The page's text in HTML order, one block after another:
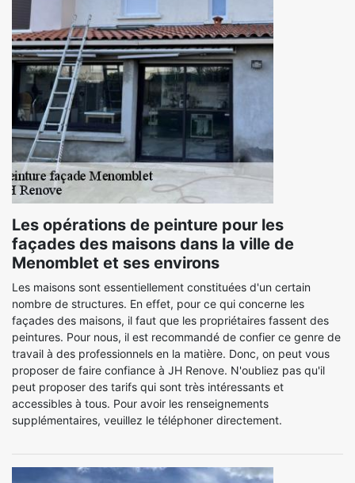
Les opérations de peinture pour les
façades des maisons dans la ville de
Menomblet et ses environs
Les maisons sont essentiellement constituées d'un certain
nombre de structures. En effet, pour ce qui concerne les
façades des maisons, il faut que les propriétaires fassent des
peintures. Pour nous, il est recommandé de confier ce genre de
travail à des professionnels en la matière. Donc, on peut vous
proposer de faire confiance à JH Renove. N'oubliez pas qu'il
peut proposer des tarifs qui sont très intéressants et
accessibles à tous. Pour avoir les renseignements
supplémentaires, veuillez le téléphoner directement.